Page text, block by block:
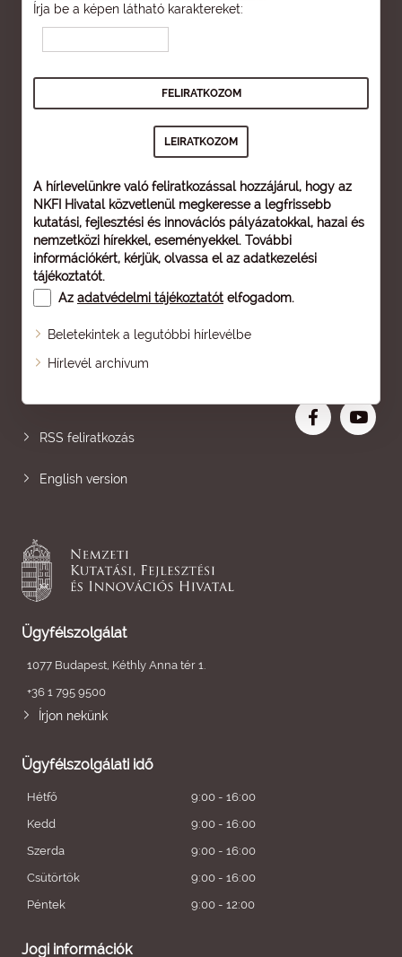
Írja be a képen látható karaktereket:
A hírlevelünkre való feliratkozással hozzájárul, hogy az
NKFI Hivatal közvetlenül megkeresse a legfrissebb
kutatási, fejlesztési és innovációs pályázatokkal, hazai és
nemzetközi hírekkel, eseményekkel. További
információkért, kérjük, olvassa el az adatkezelési
tájékoztatót.
Az adatvédelmi tájékoztatót elfogadom.
Beletekintek a legutóbbi hírlevélbe
Hírlevél archívum
Oldaltérkép
RSS feliratkozás
English version
Ügyfélszolgálat
1077 Budapest, Kéthly Anna tér 1.
+36 1 795 9500
Írjon nekünk
Ügyfélszolgálati idő
Hétfő
9:00 - 16:00
Kedd
9:00 - 16:00
Szerda
9:00 - 16:00
Csütörtök
9:00 - 16:00
Péntek
9:00 - 12:00
Jogi információk